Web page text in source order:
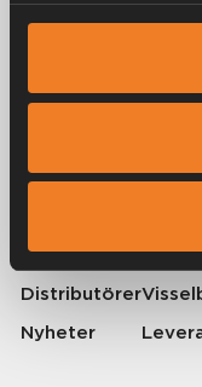
värmesystem för husbilar
viktigt det är att ta med sig
borta som hemma.
© 2026 Alde International
Karriär
Distributörer
Nyheter